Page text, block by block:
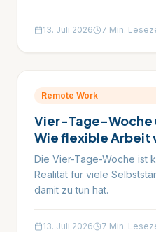
13. Juli 2026 7 Min.
Remote Work
Vier-Tage-Woche
Wie flexible
Die Vier-Tage-Woche ist
Realität für viele
damit zu tun hat.
13. Juli 2026 7 Min.